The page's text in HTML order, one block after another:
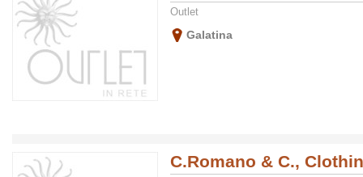
Outlet
Galatina
C.Romano & C.,